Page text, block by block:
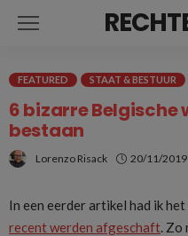
FEATURED STAAT & BESTUUR
6 bizarre Belgische
bestaan
Lorenzo Risack 20/11/2019
In een eerder artikel had ik
recent werden afgeschaft. Zo